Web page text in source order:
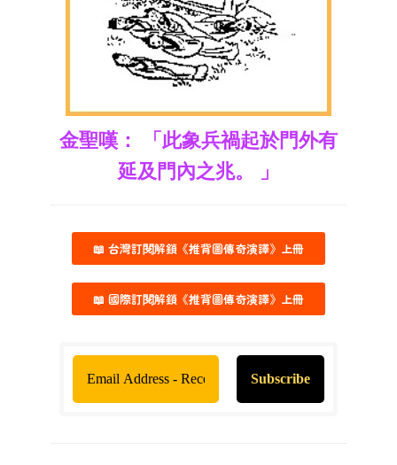
金聖嘆： 「此象兵禍起於門外有
延及門內之兆。 」
📖 台灣訂閱解鎖《推背圖傳奇演譯》上冊
📖 國際訂閱解鎖《推背圖傳奇演譯》上冊